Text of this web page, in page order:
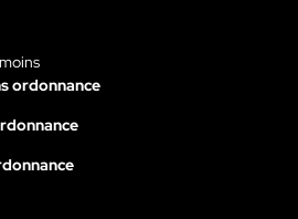
ordonnance